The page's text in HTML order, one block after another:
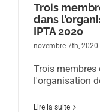
Trois
dans
IPTA 2020
novembre 7th, 2020
Trois membres
l'organisation
Lire la suite